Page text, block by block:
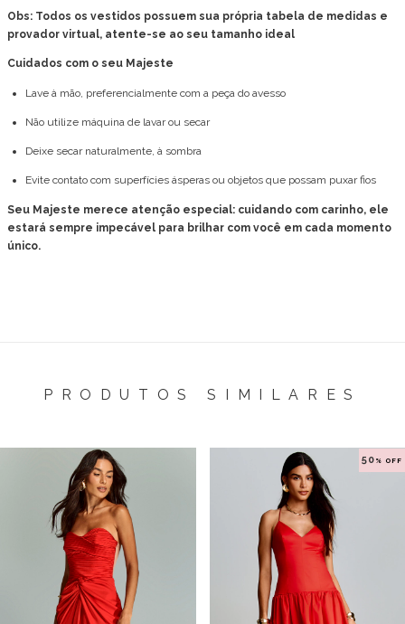
Obs: Todos os vestidos possuem sua própria tabela de medidas e
provador virtual, atente-se ao seu tamanho ideal
Cuidados com o seu Majeste
Lave à mão, preferencialmente com a peça do avesso
Não utilize máquina de lavar ou secar
Deixe secar naturalmente, à sombra
Evite contato com superfícies ásperas ou objetos que possam puxar fios
Seu Majeste merece atenção especial: cuidando com carinho, ele
estará sempre impecável para brilhar com você em cada momento
único.
PRODUTOS SIMILARES
50 % OFF